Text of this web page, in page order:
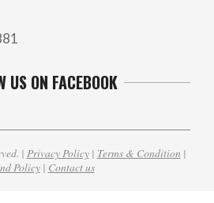
US ON FACEBOOK
| Privacy Policy| Terms & Condition |
Policy| Contact us